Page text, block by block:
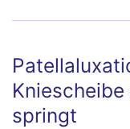
springt